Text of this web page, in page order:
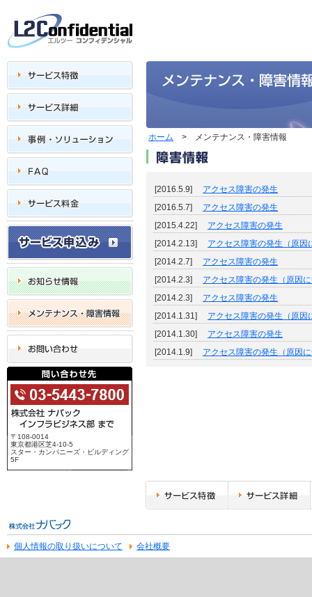
L2Confidential
エルツーコンフ
ィデンシャル
サービス料金
サービス申込み
メンテナンス・障害情報
お問い合わせ
Company info
03-5443-7800
株式会社ナバック
〒108-0014
東京都港区芝4-10-5
スター・カンパニーズ・ビルディング
5F
お知らせ情報
ホーム > メンテナンス・障害情報
[2016.5.9]
アクセス障害の発生
[2016.5.7]
アクセス障害の発生
[2015.4.22]
アクセス障害の発生
[2014.2.13]
アクセス障害の発生（原因
[2014.2.7]
アクセス障害の発生
[2014.2.3]
アクセス障害の発生（原因
[2014.2.3]
アクセス障害の発生
[2014.1.31]
アクセス障害の発生（原因
[2014.1.30]
アクセス障害の発生
[2014.1.9]
アクセス障害の発生（原因
個人情報の取り扱いについて 会社概要